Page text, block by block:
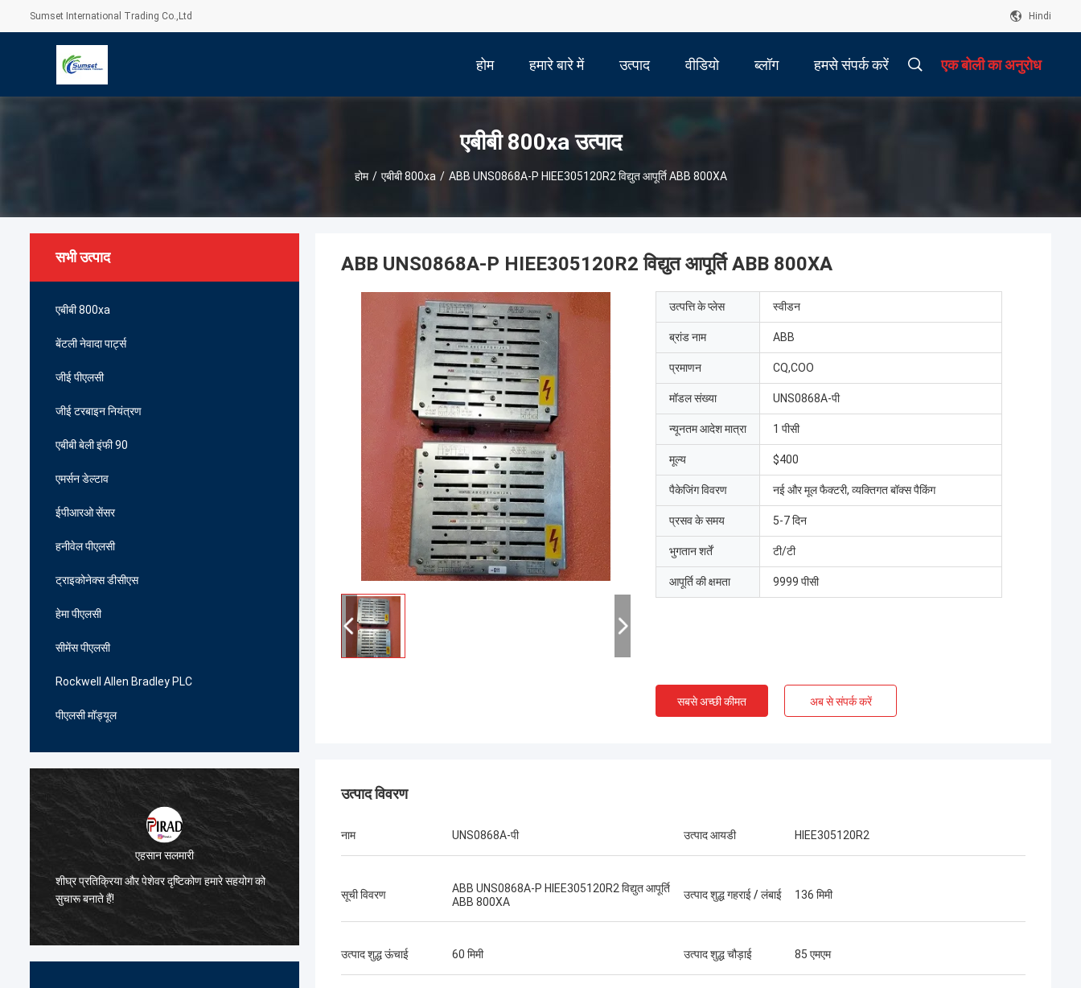
Sumset International Trading Co.,Ltd Hindi
होम हमारे बारे में उत्पाद वीडियो ब्लॉग हमसे संपर्क करें एक बोली का अनुरोध
एबीबी 800xa उत्पाद
होम / एबीबी 800xa / ABB UNS0868A-P HIEE305120R2 विद्युत आपूर्ति ABB 800XA
सभी उत्पाद
एबीबी 800xa
बेंटली नेवादा पार्ट्स
जीई पीएलसी
जीई टरबाइन नियंत्रण
एबीबी बेली इंफी 90
एमर्सन डेल्टाव
ईपीआरओ सेंसर
हनीवेल पीएलसी
ट्राइकोनेक्स डीसीएस
हेमा पीएलसी
सीमेंस पीएलसी
Rockwell Allen Bradley PLC
पीएलसी मॉड्यूल
दृष्टिकोण हमारे सहयोग को
ब्रूनो नासिमेंटो
हमें उच्च गुणवत्ता वाले और किफायती उत्पाद उपलब्ध कराने
में आपकी निरंतर सहायता और समर्थन के लिए धन्यवाद।
ABB UNS0868A-P HIEE305120R2 विद्युत आपूर्ति ABB 800XA
उत्पत्ति के प्लेस स्वीडन
ब्रांड नाम ABB
प्रमाणन CQ,COO
मॉडल संख्या UNS0868A-पी
न्यूनतम आदेश मात्रा 1 पीसी
मूल्य $400
पैकेजिंग विवरण नई और मूल फैक्टरी, व्यक्तिगत बॉक्स पैकिंग
प्रसव के समय 5-7 दिन
भुगतान शर्तें टी/टी
आपूर्ति की क्षमता 9999 पीसी
सबसे अच्छी कीमत अब से संपर्क करें
उत्पाद विवरण
नाम UNS0868A-पी उत्पाद आयडी HIEE305120R2
सूची विवरण
ABB UNS0868A-P HIEE305120R2 विद्युत आपूर्ति
ABB 800XA
उत्पाद शुद्ध गहराई / लंबाई 136 मिमी
उत्पाद शुद्ध ऊंचाई 60 मिमी उत्पाद शुद्ध चौड़ाई 85 एमएम